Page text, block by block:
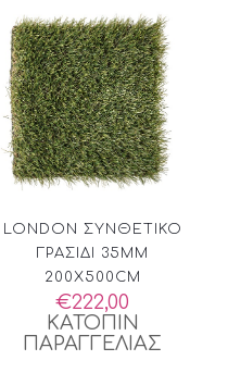
LONDON ΣΥΝΘΕΤΙΚΟ
ΓΡΑΣΙΔΙ 35MM
200X500CM
€222,00
ΚΑΤΟΠΙΝ
ΠΑΡΑΓΓΕΛΙΑΣ